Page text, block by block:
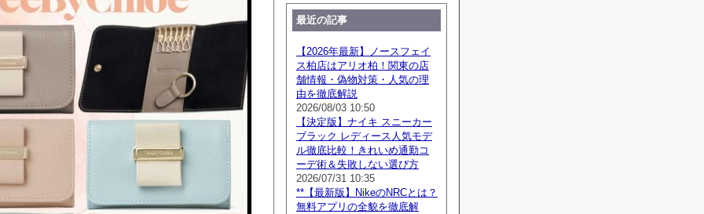
最近の記事
【2026年最新】ノースフェイ
ス柏店はアリオ柏！関東の店
舗情報・偽物対策・人気の理
由を徹底解説
2026/08/03 10:50
【決定版】ナイキ スニーカー
ブラック レディース人気モデ
ル徹底比較！きれいめ通勤コ
ーデ術＆失敗しない選び方
2026/07/31 10:35
**【最新版】NikeのNRCとは？
無料アプリの全貌を徹底解